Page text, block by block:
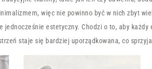
więc nie powinno być w nich zbyt
estetyczny. Chodzi o to, aby każdy
staje się bardziej uporządkowana, co